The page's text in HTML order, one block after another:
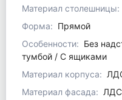
Материал столешницы:
Форма: Прямой
Особенности: Без
тумбой / С ящиками
Материал корпуса:
Материал фасада: